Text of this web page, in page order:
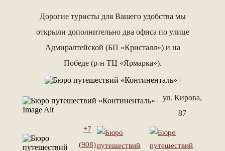
Дорогие туристы для Вашего удобства мы
открыли дополнительно два офиса по улице
Адмиралтейской (БП «Кристалл») и на
Победе (р-н ТЦ «Ярмарка»).
ул. Кирова,
87
+7
(908)